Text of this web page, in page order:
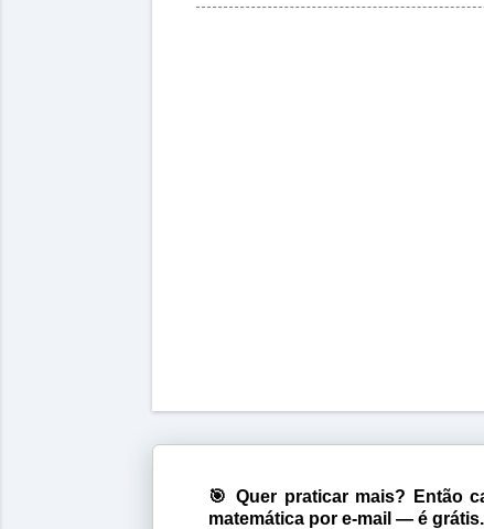
🎯 Quer praticar mais? Então
matemática por e-mail — é grátis.